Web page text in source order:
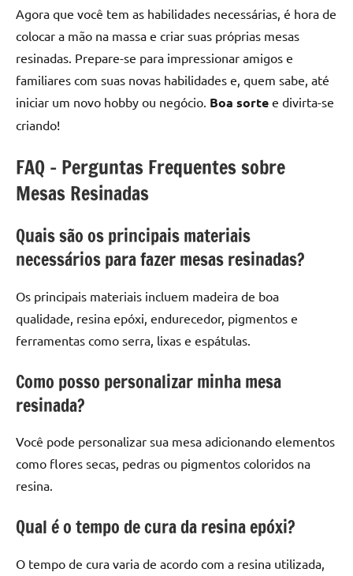
Agora que você tem as habilidades necessárias, é hora de
colocar a mão na massa e criar suas próprias mesas
resinadas. Prepare-se para impressionar amigos e
familiares com suas novas habilidades e, quem sabe, até
iniciar um novo hobby ou negócio. Boa sorte e divirta-se
criando!
FAQ – Perguntas Frequentes sobre
Mesas Resinadas
Quais são os principais materiais
necessários para fazer mesas resinadas?
Os principais materiais incluem madeira de boa
qualidade, resina epóxi, endurecedor, pigmentos e
ferramentas como serra, lixas e espátulas.
Como posso personalizar minha mesa
resinada?
Você pode personalizar sua mesa adicionando elementos
como flores secas, pedras ou pigmentos coloridos na
resina.
Qual é o tempo de cura da resina epóxi?
O tempo de cura varia de acordo com a resina utilizada,